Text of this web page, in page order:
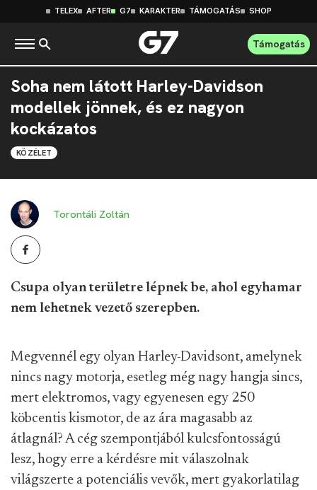
TELEX AFTER G7 KARAKTER TÁMOGATÁS SHOP
Támogatás
Soha nem látott Harley-Davidson
modellek jönnek, és ez nagyon
kockázatos
KÖZÉLET
Torontáli Zoltán
Csupa olyan területre lépnek be, ahol egyhamar
nem lehetnek vezető szerepben.
Megvennél egy olyan Harley-Davidsont, amelynek
nincs nagy motorja, esetleg még nagy hangja sincs,
mert elektromos, vagy egyenesen egy 250
köbcentis kismotor, de az ára magasabb az
átlagnál? A cég szempontjából kulcsfontosságú
lesz, hogy erre a kérdésre mit válaszolnak
világszerte a potenciális vevők, mert gyakorlatilag